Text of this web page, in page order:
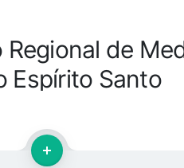
Regional de
Espírito Santo